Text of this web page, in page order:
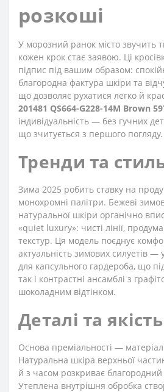
розкоші
У морозний ранок місто звучить
кожен крок стає заявою. Ці
підпис під вашим образом:
благородна фактура шкіри та
що дозволяє рухатися легко й
201481 QS664-G228-14M Brown
індивідуальність — без гучних
що зчитується з першого погляду.
Тренди та
Зима 2025 робить ставку на
монохромні палітри. Бежеві
натуральної шкіри органічно
«quiet luxury»: чисті лінії,
текстур. Ця модель поєднує
актуальність зимових силуетів —
для капсульного гардероба, що
так і контрастні ансамблі з
шоколадним відтінком.
Деталі та якість
Основа преміальності —
Натуральна шкіра верхньої
й з часом розкриває
Утеплена внутрішня обробка